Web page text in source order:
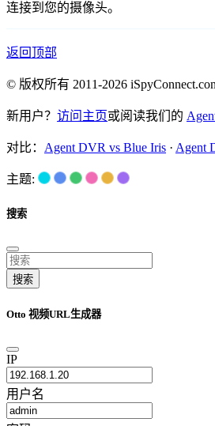
连接到您的摄像头。
返回顶部
© 版权所有 2011-2026
新用户？ 访问主页或阅读我们的
对比： Agent DVR vs Blue Iris · Agent
主题:
搜索
搜索
Otto 视频URL生成器
IP
用户名